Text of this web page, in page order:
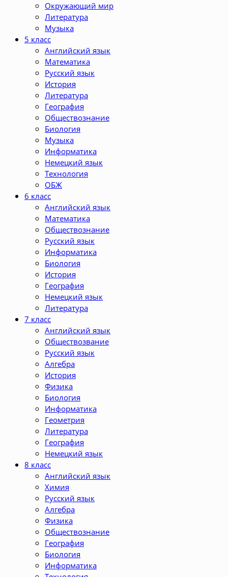
Окружающий мир
Литература
Музыка
5 класс
Английский язык
Математика
Русский язык
История
Литература
География
Обществознание
Биология
Музыка
Информатика
Немецкий язык
Технология
ОБЖ
6 класс
Английский язык
Математика
Обществознание
Русский язык
Информатика
Биология
История
География
Немецкий язык
Литература
7 класс
Английский язык
Обществозвание
Русский язык
Алгебра
История
Физика
Биология
Информатика
Геометрия
Литература
География
Немецкий язык
8 класс
Английский язык
Химия
Русский язык
Алгебра
Физика
Обществознание
География
Биология
Информатика